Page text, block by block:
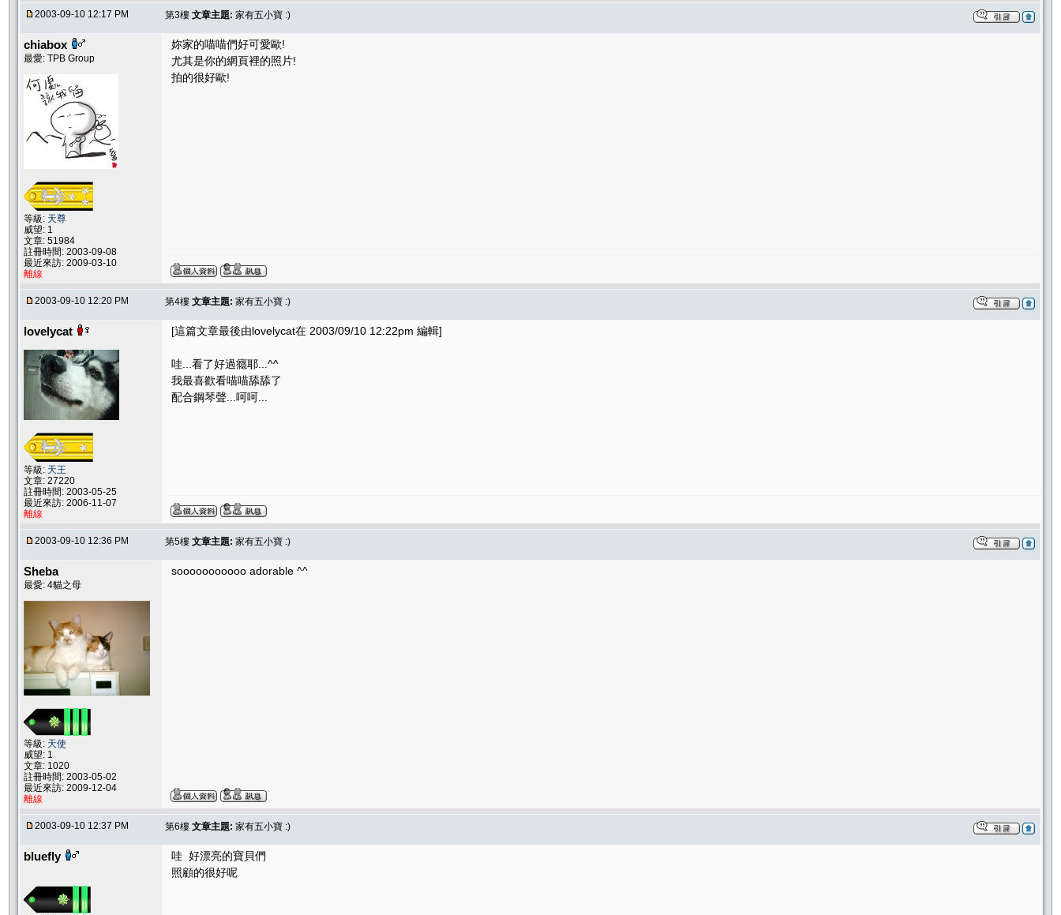
2003-09-10 12:17 PM 第3樓 文章主題: 家有五小寶 :)
chiabox
最愛: TPB Group
等級: 天尊
威望: 1
文章: 51984
註冊時間: 2003-09-08
最近來訪: 2009-03-10
離線
妳家的喵喵們好可愛歐!
尤其是你的網頁裡的照片!
拍的很好歐!
2003-09-10 12:20 PM 第4樓 文章主題: 家有五小寶 :)
lovelycat
等級: 天王
文章: 27220
註冊時間: 2003-05-25
最近來訪: 2006-11-07
離線
[這篇文章最後由lovelycat在 2003/09/10 12:22pm 編輯]
哇...看了好過癮耶...^^
我最喜歡看喵喵舔舔了
配合鋼琴聲...呵呵...
2003-09-10 12:36 PM 第5樓 文章主題: 家有五小寶 :)
Sheba
最愛: 4貓之母
等級: 天使
威望: 1
文章: 1020
註冊時間: 2003-05-02
最近來訪: 2009-12-04
離線
sooooooooooo adorable ^^
2003-09-10 12:37 PM 第6樓 文章主題: 家有五小寶 :)
bluefly
哇 好漂亮的寶貝們
照顧的很好呢